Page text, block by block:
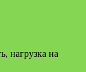
нагрузка на